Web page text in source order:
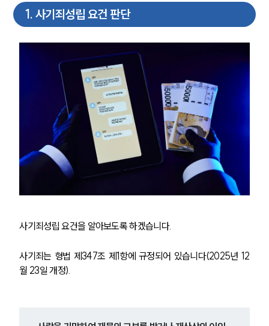
1. 사기죄성립 요건 판단
사기죄성립 요건을 알아보도록 하겠습니다.
사기죄는 형법 제347조 제1항에 규정되어 있습니다(2025년 12
월 23일 개정).